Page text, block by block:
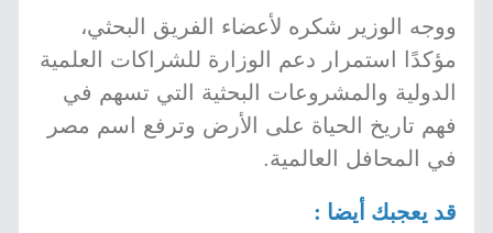
ووجه الوزير شكره لأعضاء الفريق البحثي،
مؤكدًا استمرار دعم الوزارة للشراكات العلمية
الدولية والمشروعات البحثية التي تسهم في
فهم تاريخ الحياة على الأرض وترفع اسم مصر
في المحافل العالمية.
قد يعجبك أيضا :